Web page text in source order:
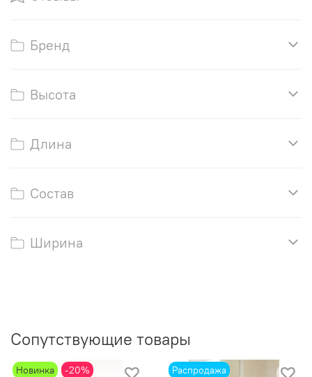
Бренд
Высота
Длина
Состав
Ширина
Сопутствующие товары
Новинка -20% Распродажа